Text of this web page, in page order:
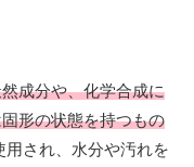
成分や、化学合成に
形の状態を持つもの
用され、水分や汚れを